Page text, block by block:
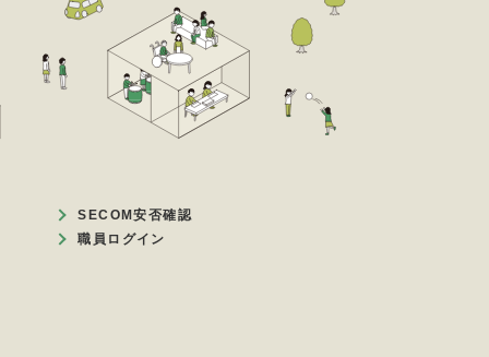
SECOM安否確認
職員ログイン